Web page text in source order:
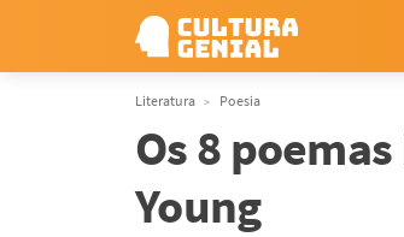
Literatura Poesia
Os 8
Young